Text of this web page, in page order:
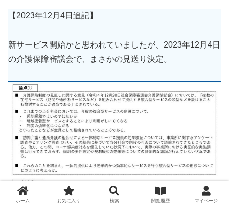
【2023年12月4日追記】
新サービス開始かと思われていましたが、2023年12月4日
の介護保障審議会で、まさかの見送り決定。
ホーム お気に入り 検索 閲覧履歴 マイページ